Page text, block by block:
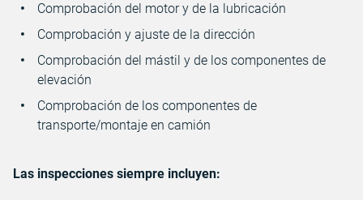
Comprobación del motor y de la lubricación
Comprobación y ajuste de la dirección
Comprobación del mástil y de los componentes de
elevación
Comprobación de los componentes de
transporte/montaje en camión
Las inspecciones siempre incluyen: